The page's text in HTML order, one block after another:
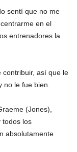
sentí que no me
en el
entrenadores la
contribuir, así que le
no le fue bien.
(Jones),
todos los
absolutamente